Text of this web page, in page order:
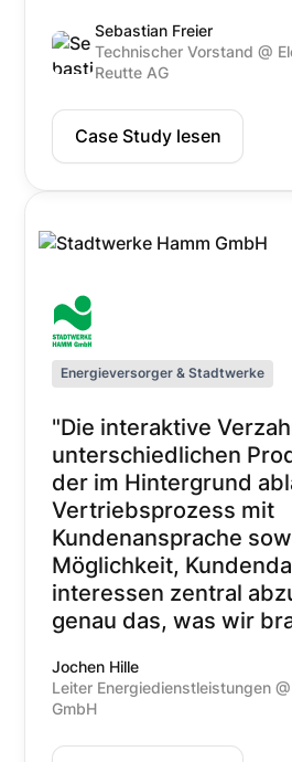
Sebastian Freier
Technischer Vorstand @
Reutte AG
Case Study lesen
Energieversorger & Stadtwerke
"Die interaktive
unterschiedlichen
der im Hintergrund
Vertriebsprozess mit
Kundenansprache
Möglichkeit,
interessen zentral
genau das, was wir
Jochen Hille
Leiter Energiedienstleistungen
GmbH